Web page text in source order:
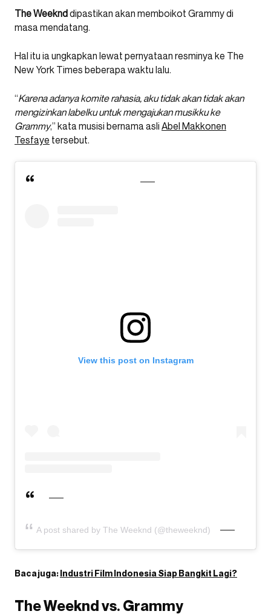
The Weeknddipastikan akan memboikot Grammy di
masa mendatang.
Hal itu ia ungkapkan lewat pernyataan resminya ke The
New York Times beberapa waktu lalu.
“Karena adanya komite rahasia, aku tidak akan tidak akan
mengizinkan labelku untuk mengajukan musikku ke
Grammy,” kata musisi bernama asli Abel Makkonen
Tesfaye tersebut.
View this post on Instagram
A post shared by The Weeknd (@theweeknd)
Baca juga:Industri Film Indonesia Siap Bangkit Lagi?
The Weeknd vs. Grammy